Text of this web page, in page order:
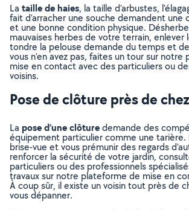
La taille de haies, la taille d’arbustes,
fait d’arracher une souche demandent une
et une bonne condition physique.
mauvaises herbes de votre terrain, enlever
tondre la pelouse demande du temps et
vous n’en avez pas, faites un tour sur
mise en contact avec des particuliers ou
voisins.
Pose de clôture près de
La pose d’une clôturedemande des
équipement particulier comme une tarière.
brise-vue et vous prémunir des regards
renforcer la sécurité de votre jardin,
particuliers ou des professionnels
travaux sur notre plateforme de mise en
À coup sûr, il existe un voisin tout près de
vous dépanner.